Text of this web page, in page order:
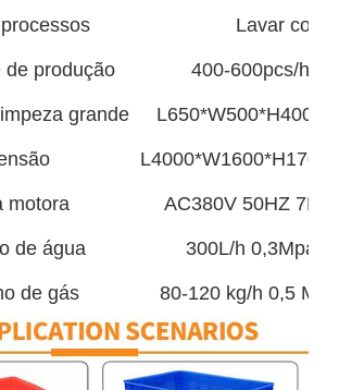
Lavar com
de produção
400-600pcs/h
grande
motora
AC380V 50HZ 7KW
de água
300L/h 0,3Mpa
de gás
80-120 kg/h 0,5